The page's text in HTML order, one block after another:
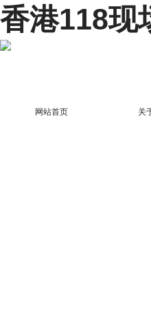
香港118现
网站首页 关